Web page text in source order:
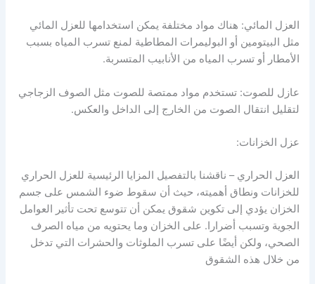
العزل المائي: هناك مواد مختلفة يمكن استخدامها للعزل المائي
مثل البيتومين أو البوليمرات المطاطية لمنع تسرب المياه بسبب
الأمطار أو تسرب المياه من الأنابيب المتسربة.
عازل للصوت: تستخدم مواد ممتصة للصوت مثل الصوف الزجاجي
لتقليل انتقال الصوت من الخارج إلى الداخل والعكس.
عزل الخزانات:
العزل الحراري – ناقشنا بالتفصيل المزايا الرئيسية للعزل الحراري
للخزانات ونطاق أهميته، حيث أن سقوط ضوء الشمس على جسم
الخزان يؤدي إلى تكوين شقوق يمكن أن تتوسع تحت تأثير العوامل
الجوية وتسبب أضرارا. على الخزان وما يحتويه من مياه الصرف
الصحي، ولكن أيضًا على تسرب الملوثات والحشرات التي تدخل
من خلال هذه الشقوق